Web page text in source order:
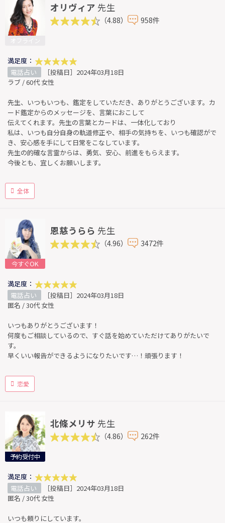
オリヴィア 先生
（4.88） 958件
満足度：
電話占い
［投稿日］2024年03月18日
ラブ / 60代 女性
先生、いつもいつも、鑑定をしていただき、ありがとうございます。カ
ード鑑定からのメッセージを、言葉におこして
伝えてくれます。先生の言葉とカードは、一体化しており
私は、いつも自分自身の軌道修正や、相手の気持ちを、いつも確認がで
き、安心感を手にして日常をこなしています。
先生の的確な言霊からは、勇気、安心、前進をもらえます。
今後とも、宜しくお願いします。
全体
今すぐOK
恩慈うらら 先生
（4.96） 3472件
満足度：
電話占い
［投稿日］2024年03月18日
匿名 / 30代 女性
いつもありがとうございます！
何度もご相談しているので、すぐ話を始めていただけてありがたいで
す。
早くいい報告ができるようになりたいです…！頑張ります！
恋愛
予約受付中
北條メリサ 先生
（4.86） 262件
満足度：
電話占い
［投稿日］2024年03月18日
匿名 / 30代 女性
いつも頼りにしています。